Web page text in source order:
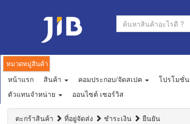
หมวดหมู่สินค้า
หน้าแรก สินค้า คอมประกอบ/จัดสเปค โปรโมชั่น
ตัวแทนจำหน่าย
ออนไซต์ เซอร์วิส
ตะกร้าสินค้า ที่อยู่จัดส่ง ชำระเงิน ยืนยัน